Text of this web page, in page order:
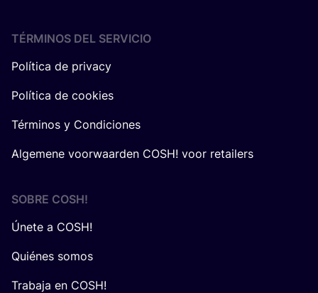
TÉRMINOS DEL SERVICIO
Política de privacy
Política de cookies
Términos y Condiciones
Algemene voorwaarden COSH! voor retailers
SOBRE COSH!
Únete a COSH!
Quiénes somos
Trabaja en COSH!